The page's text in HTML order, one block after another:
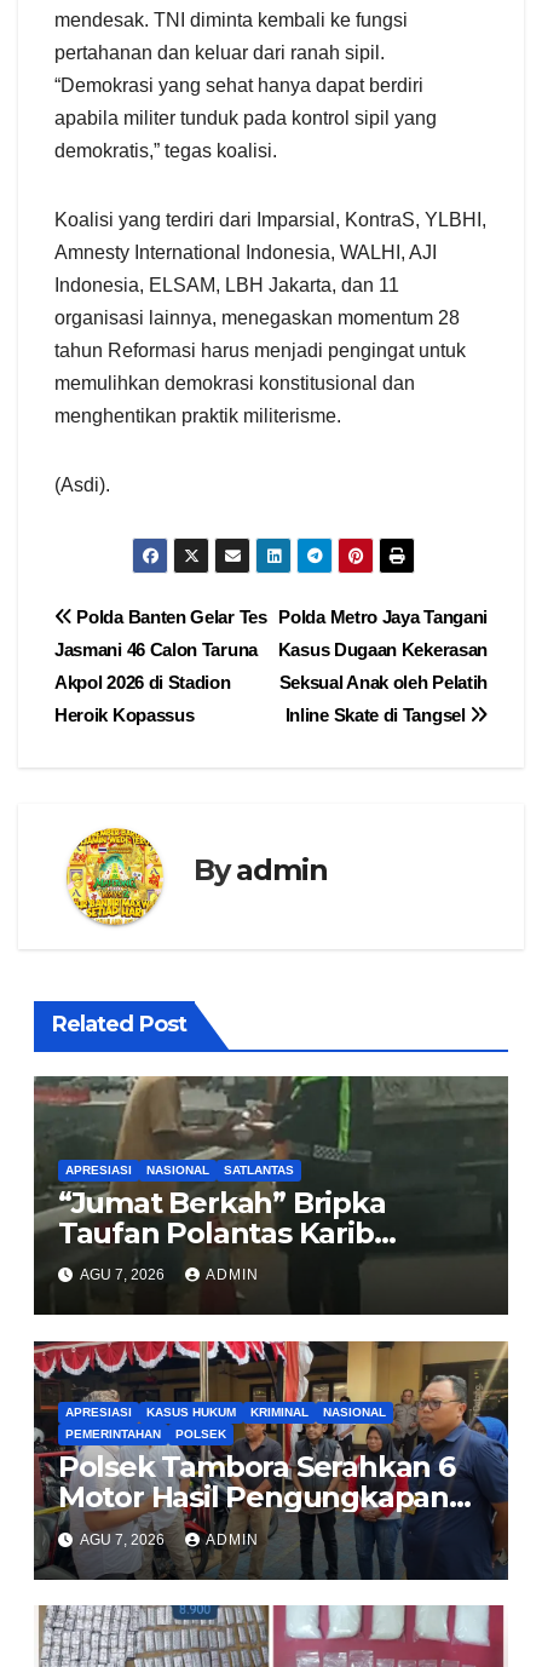
mendesak. TNI diminta kembali ke fungsi
pertahanan dan keluar dari ranah sipil.
“Demokrasi yang sehat hanya dapat berdiri
apabila militer tunduk pada kontrol sipil yang
demokratis,” tegas koalisi.
Koalisi yang terdiri dari Imparsial, KontraS, YLBHI,
Amnesty International Indonesia, WALHI, AJI
Indonesia, ELSAM, LBH Jakarta, dan 11
organisasi lainnya, menegaskan momentum 28
tahun Reformasi harus menjadi pengingat untuk
memulihkan demokrasi konstitusional dan
menghentikan praktik militerisme.
(Asdi).
Navigasi
pos
Polda Metro Jaya Tangani
Kasus Dugaan Kekerasan
Seksual Anak oleh Pelatih
Inline Skate di Tangsel
Polda Banten Gelar Tes
Jasmani 46 Calon Taruna
Akpol 2026 di Stadion
Heroik Kopassus
Byadmin
Related Post
APRESIASI NASIONAL SATLANTAS
“Jumat Berkah” Bripka
Taufan Polantas Karib
Bagikan Nasi Kotak untuk
Sopir Truk yang Mogok di KM
00 Pondok Aren
AGU 7, 2026 ADMIN
APRESIASI KASUS HUKUM KRIMINAL
NASIONAL
PEMERINTAHAN
POLSEK
Polsek Tambora Serahkan 6
Motor Hasil Pengungkapan
Kasus Curanmor Kepada
Pemilik Yang sah
AGU 7, 2026 ADMIN